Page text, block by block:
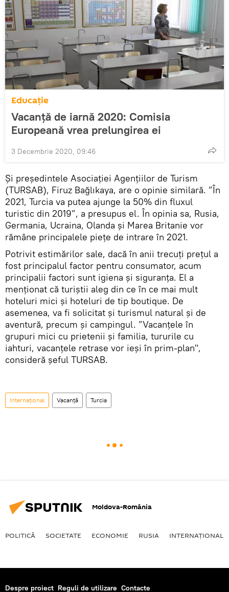
Educație
Vacanță de iarnă 2020: Comisia
Europeană vrea prelungirea ei
3 Decembrie 2020, 09:46
Și președintele Asociației Agențiilor de Turism
(TURSAB), Firuz Bağlıkaya, are o opinie similară. ”În
2021, Turcia va putea ajunge la 50% din fluxul
turistic din 2019”, a presupus el. În opinia sa, Rusia,
Germania, Ucraina, Olanda și Marea Britanie vor
rămâne principalele piețe de intrare în 2021.
Potrivit estimărilor sale, dacă în anii trecuți prețul a
fost principalul factor pentru consumator, acum
principalii factori sunt igiena și siguranța. El a
menționat că turiștii aleg din ce în ce mai mult
hoteluri mici și hoteluri de tip boutique. De
asemenea, va fi solicitat și turismul natural și de
aventură, precum și campingul. ”Vacanțele în
grupuri mici cu prietenii și familia, tururile cu
iahturi, vacanțele retrase vor ieși în prim-plan",
consideră șeful TURSAB.
Internaţional Vacanță Turcia
Moldova-România
POLITICĂ SOCIETATE ECONOMIE RUSIA INTERNAŢIONAL
Despre proiect Reguli de utilizare Contacte